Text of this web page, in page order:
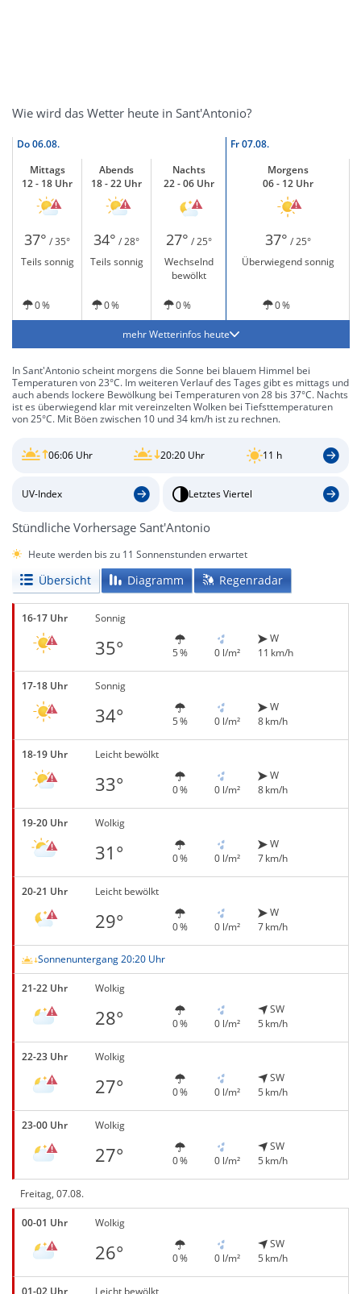
Wie wird das Wetter heute in Sant'Antonio?
Do06.08. Fr07.08.
Mittags
12 - 18 Uhr
Abends
18 - 22 Uhr
Nachts
22 - 06 Uhr
Morgens
06 - 12 Uhr
37° / 35° 34° / 28° 27° / 25° 37° / 25°
Teils sonnig
Teils sonnig
Wechselnd
bewölkt
Überwiegend sonnig
0 % 0 % 0 % 0 %
mehr Wetterinfos heute
In Sant'Antonio scheint morgens die Sonne bei blauem Himmel bei
Temperaturen von 23°C. Im weiteren Verlauf des Tages gibt es mittags und
auch abends lockere Bewölkung bei Temperaturen von 28 bis 37°C. Nachts
ist es überwiegend klar mit vereinzelten Wolken bei Tiefsttemperaturen
von 25°C. Mit Böen zwischen 10 und 34 km/h ist zu rechnen.
06:06 Uhr 20:20 Uhr 11 h
UV-Index Letztes Viertel
Stündliche Vorhersage Sant'Antonio
Heute werden bis zu 11 Sonnenstunden erwartet
Übersicht Diagramm Regenradar
16-17 Uhr Sonnig
35° 5 % 0 l/m²
W
11 km/h
17-18 Uhr Sonnig
34° 5 % 0 l/m²
W
8 km/h
18-19 Uhr Leicht bewölkt
33° 0 % 0 l/m²
W
8 km/h
19-20 Uhr Wolkig
31° 0 % 0 l/m²
W
7 km/h
20-21 Uhr Leicht bewölkt
29° 0 % 0 l/m²
W
7 km/h
Sonnenuntergang 20:20 Uhr
21-22 Uhr Wolkig
28° 0 % 0 l/m²
SW
5 km/h
22-23 Uhr Wolkig
27° 0 % 0 l/m²
SW
5 km/h
23-00 Uhr Wolkig
27° 0 % 0 l/m²
SW
5 km/h
Freitag, 07.08.
00-01 Uhr Wolkig
26° 0 % 0 l/m²
SW
5 km/h
01-02 Uhr Leicht bewölkt